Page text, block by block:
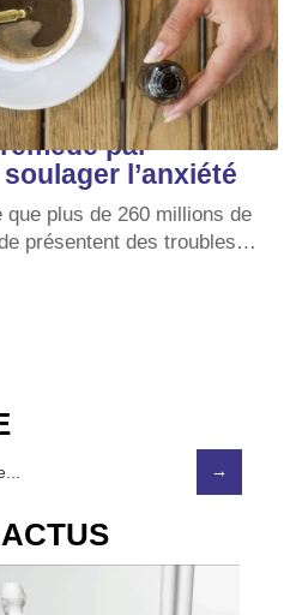
par
l’anxiété
plus de 260 millions de
présentent des troubles…